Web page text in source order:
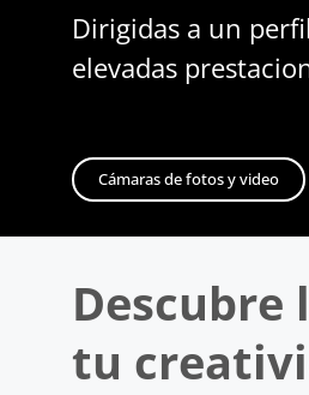
Dirigidas a un
elevadas
Cámaras de fotos y video
tu